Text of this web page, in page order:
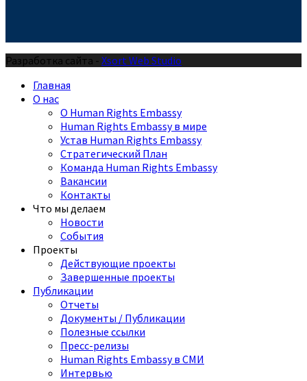
Разработка сайта - Xsort Web Studio
Главная
О нас
О Human Rights Embassy
Human Rights Embassy в мире
Устав Human Rights Embassy
Стратегический План
Команда Human Rights Embassy
Вакансии
Контакты
Что мы делаем
Новости
События
Проекты
Действующие проекты
Завершенные проекты
Публикации
Отчеты
Документы / Публикации
Полезные ссылки
Пресс-релизы
Human Rights Embassy в СМИ
Интервью